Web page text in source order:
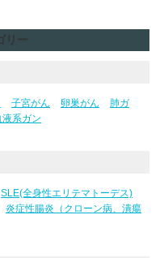
リー
子宮がん 卵巣がん
肺ガ
液系ガン
SLE(全身性エリテマトーデス)
炎症性腸炎（クローン病、潰瘍